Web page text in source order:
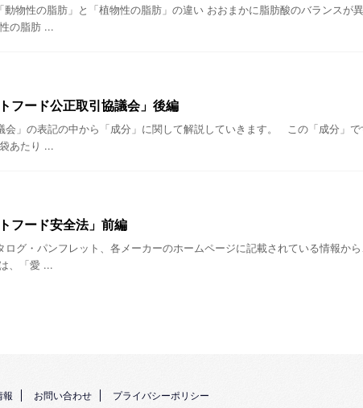
物性の脂肪」と「植物性の脂肪」の違い おおまかに脂肪酸のバランスが
の脂肪 ...
フード公正取引協議会」後編
会」の表記の中から「成分」に関して解説していきます。 この「成分」
あたり ...
フード安全法」前編
グ・パンフレット、各メーカーのホームページに記載されている情報か
、「愛 ...
報 お問い合わせ プライバシーポリシー